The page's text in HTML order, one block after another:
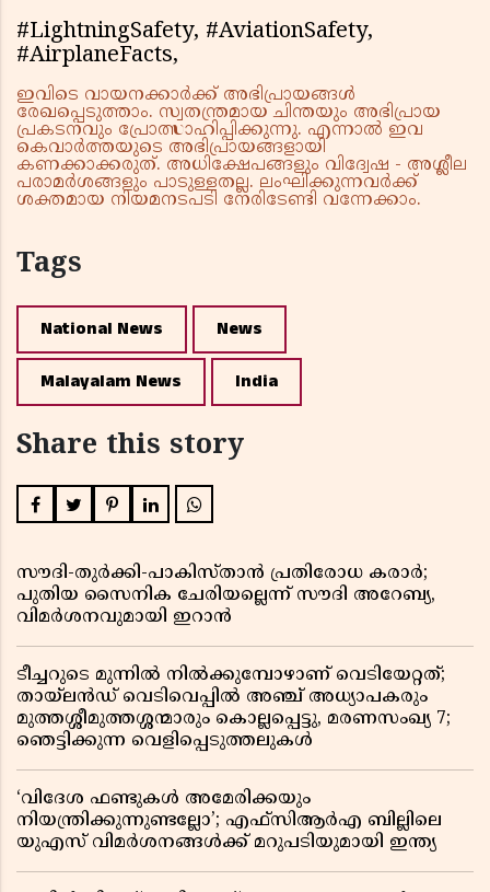
#LightningSafety, #AviationSafety,
#AirplaneFacts,
ഇവിടെ വായനക്കാർക്ക് അഭിപ്രായങ്ങൾ
രേഖപ്പെടുത്താം. സ്വതന്ത്രമായ ചിന്തയും അഭിപ്രായ
പ്രകടനവും പ്രോത്സാഹിപ്പിക്കുന്നു. എന്നാൽ ഇവ
കെവാർത്തയുടെ അഭിപ്രായങ്ങളായി
കണക്കാക്കരുത്. അധിക്ഷേപങ്ങളും വിദ്വേഷ - അശ്ലീല
പരാമർശങ്ങളും പാടുള്ളതല്ല. ലംഘിക്കുന്നവർക്ക്
ശക്തമായ നിയമനടപടി നേരിടേണ്ടി വന്നേക്കാം.
Tags
National News News
Malayalam News India
Share this story
സൗദി-തുർക്കി-പാകിസ്താൻ പ്രതിരോധ കരാർ;
പുതിയ സൈനിക ചേരിയല്ലെന്ന് സൗദി അറേബ്യ,
വിമർശനവുമായി ഇറാൻ
ടീച്ചറുടെ മുന്നിൽ നിൽക്കുമ്പോഴാണ് വെടിയേറ്റത്;
തായ്‌ലൻഡ് വെടിവെപ്പിൽ അഞ്ച് അധ്യാപകരും
മുത്തശ്ശീമുത്തശ്ശന്മാരും കൊല്ലപ്പെട്ടു, മരണസംഖ്യ 7;
ഞെട്ടിക്കുന്ന വെളിപ്പെടുത്തലുകൾ
‘വിദേശ ഫണ്ടുകൾ അമേരിക്കയും
നിയന്ത്രിക്കുന്നുണ്ടല്ലോ’; എഫ്സിആർഎ ബില്ലിലെ
യുഎസ് വിമർശനങ്ങൾക്ക് മറുപടിയുമായി ഇന്ത്യ